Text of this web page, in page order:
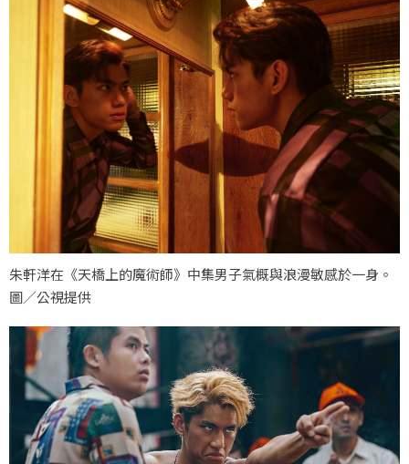
朱軒洋在《天橋上的魔術師》中集男子氣概與浪漫敏感於一身。
圖／公視提供